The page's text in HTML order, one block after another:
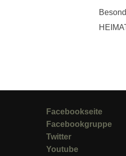
Facebookseite
Facebookgruppe
Twitter
Youtube